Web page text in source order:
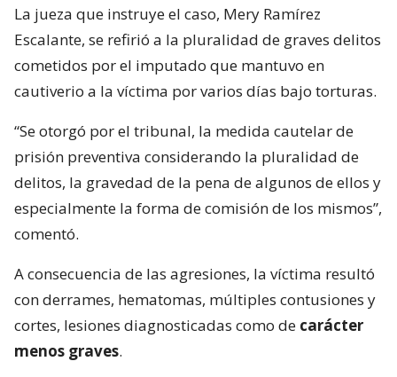
La jueza que instruye el caso, Mery Ramírez
Escalante, se refirió a la pluralidad de graves delitos
cometidos por el imputado que mantuvo en
cautiverio a la víctima por varios días bajo torturas.
“Se otorgó por el tribunal, la medida cautelar de
prisión preventiva considerando la pluralidad de
delitos, la gravedad de la pena de algunos de ellos y
especialmente la forma de comisión de los mismos”,
comentó.
A consecuencia de las agresiones, la víctima resultó
con derrames, hematomas, múltiples contusiones y
cortes, lesiones diagnosticadas como de carácter
menos graves.